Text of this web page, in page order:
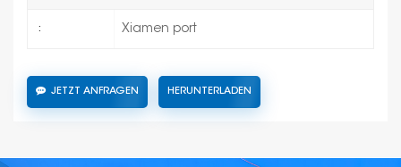
: Xiamen port
JETZT ANFRAGEN HERUNTERLADEN